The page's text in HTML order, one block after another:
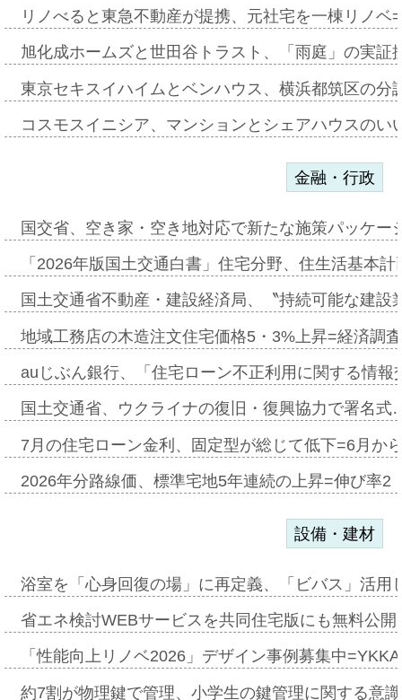
リノべると東急不動産が提携、元社宅を一棟リノ
旭化成ホームズと世田谷トラスト、「雨庭」の実
東京セキスイハイムとベンハウス、横浜都筑区の
コスモスイニシア、マンションとシェアハウスの
金融・行政
国交省、空き家・空き地対応で新たな施策パッケ
「2026年版国土交通白書」住宅分野、住生活基本
国土交通省不動産・建設経済局、〝持続可能な建
地域工務店の木造注文住宅価格5・3%上昇=経済調
auじぶん銀行、「住宅ローン不正利用に関する情
国土交通省、ウクライナの復旧・復興協力で署名
7月の住宅ローン金利、固定型が総じて低下=6月か
2026年分路線価、標準宅地5年連続の上昇=伸び率
設備・建材
浴室を「心身回復の場」に再定義、「ビバス」活
省エネ検討WEBサービスを共同住宅版にも無料公
「性能向上リノベ2026」デザイン事例募集中
約7割が物理鍵で管理、小学生の鍵管理に関する意